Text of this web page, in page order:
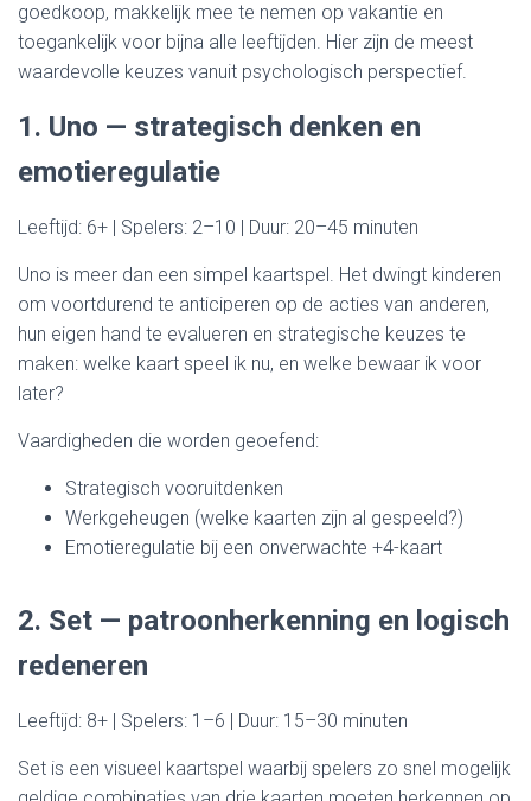
goedkoop, makkelijk mee te nemen op vakantie en
toegankelijk voor bijna alle leeftijden. Hier zijn de meest
waardevolle keuzes vanuit psychologisch perspectief.
1. Uno — strategisch denken en
emotieregulatie
Leeftijd: 6+ | Spelers: 2–10 | Duur: 20–45 minuten
Uno is meer dan een simpel kaartspel. Het dwingt kinderen
om voortdurend te anticiperen op de acties van anderen,
hun eigen hand te evalueren en strategische keuzes te
maken: welke kaart speel ik nu, en welke bewaar ik voor
later?
Vaardigheden die worden geoefend:
Strategisch vooruitdenken
Werkgeheugen (welke kaarten zijn al gespeeld?)
Emotieregulatie bij een onverwachte +4-kaart
2. Set — patroonherkenning en logisch
redeneren
Leeftijd: 8+ | Spelers: 1–6 | Duur: 15–30 minuten
Set is een visueel kaartspel waarbij spelers zo snel mogelijk